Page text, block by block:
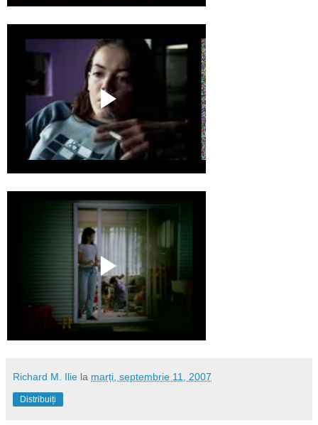
Richard M. Ilie la marți, septembrie 11, 2007
Distribuiți